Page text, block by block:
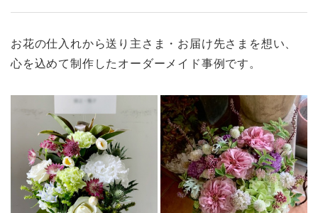
お花の仕入れから送り主さま・お届け先さまを想い、
心を込めて制作したオーダーメイド事例です。